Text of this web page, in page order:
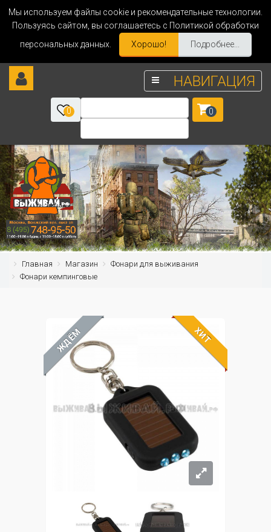
Мы используем файлы cookie и рекомендательные технологии.
Пользуясь сайтом, вы соглашаетесь с Политикой обработки
персональных данных.
Хорошо! Подробнее...
НАВИГАЦИЯ
0 0
Главная Магазин
Фонари для выживания
Фонари кемпинговые
ЖДЁМ ХИТ